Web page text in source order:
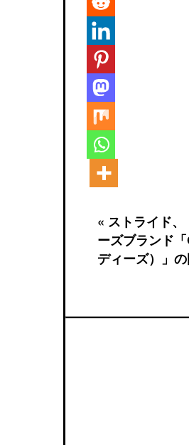
« ストライド
ーズブランド
ディーズ）」